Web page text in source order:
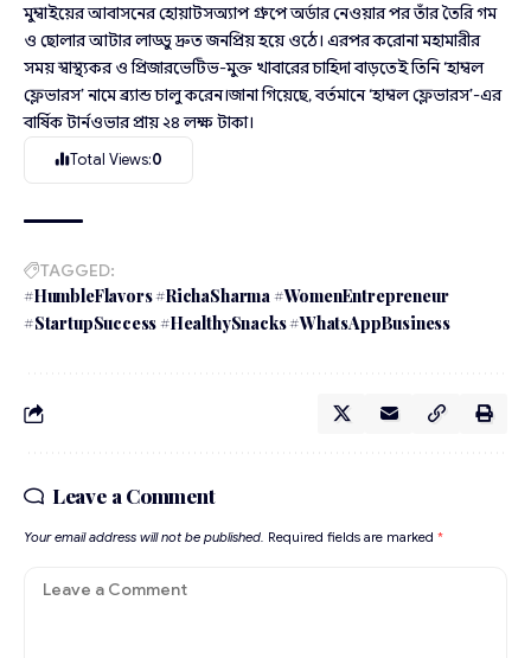
মুম্বাইয়ের আবাসনের হোয়াটসঅ্যাপ গ্রুপে অর্ডার নেওয়ার পর তাঁর তৈরি গম
ও ছোলার আটার লাড্ডু দ্রুত জনপ্রিয় হয়ে ওঠে। এরপর করোনা মহামারীর
সময় স্বাস্থ্যকর ও প্রিজারভেটিভ-মুক্ত খাবারের চাহিদা বাড়তেই তিনি ‘হাম্বল
ফ্লেভারস’ নামে ব্র্যান্ড চালু করেন।জানা গিয়েছে, বর্তমানে ‘হাম্বল ফ্লেভারস’-এর
বার্ষিক টার্নওভার প্রায় ২৪ লক্ষ টাকা।
Total Views:0
TAGGED:
#HumbleFlavors #RichaSharma #WomenEntrepreneur
#StartupSuccess #HealthySnacks #WhatsAppBusiness
Leave a Comment
Your email address will not be published. Required fields are marked *